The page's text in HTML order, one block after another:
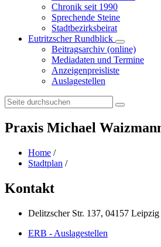
Chronik seit 1990
Sprechende Steine
Stadtbezirksbeirat
Eutritzscher Rundblick
Beitragsarchiv (online)
Mediadaten und Termine
Anzeigenpreisliste
Auslagestellen
Search:
Praxis Michael
Home /
Stadtplan /
Kontakt
Delitzscher Str. 137, 04157 Leipzig
ERB - Auslagestellen